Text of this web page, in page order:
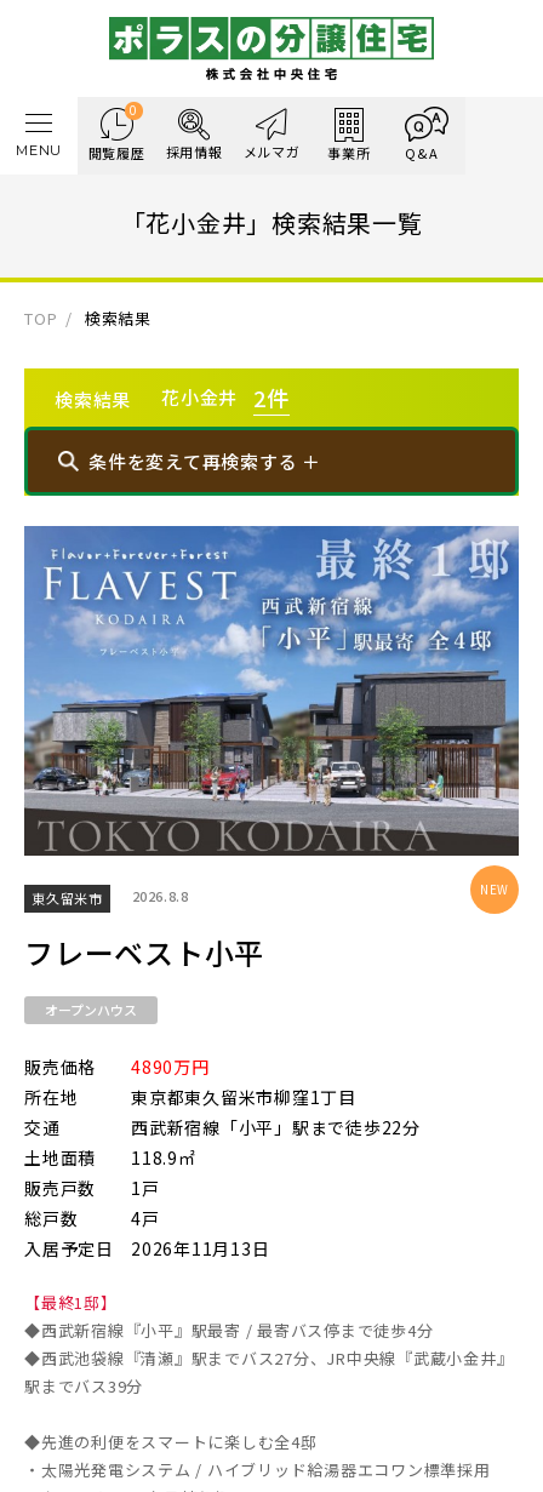
0
閲覧履歴 採用情報 メルマガ 事業所 Q&A
MENU
「花小金井」検索結果一覧
TOP 検索結果
検索結果 花小金井 2件
条件を変えて再検索する ＋
エリアから探す
埼玉・中央エリア(50)
さいたま市(19)
さいたま市西区(4)
さいたま市北区(2)
さいたま市大宮区(0)
さいたま市見沼区(5)
さいたま市浦和区(0)
さいたま市緑区(1)
川越市(3)
上尾市(2)
蕨市(0)
朝霞市(1)
志木市(0)
和光市(1)
新座市(2)
富士見市(0)
埼玉・東部エリア(15)
三郷市(2)
幸手市(0) 吉川市(0)
東久留米市 2026.8.8
フレーベスト小平
オープンハウス
販売価格
4890万円
所在地
東京都東久留米市柳窪1丁目
交通
西武新宿線「小平」駅まで徒歩22分
土地面積
118.9㎡
販売戸数
1戸
総戸数
4戸
入居予定日
2026年11月13日
【最終1邸】
◆西武新宿線『小平』駅最寄 / 最寄バス停まで徒歩4分
◆西武池袋線『清瀬』駅までバス27分、JR中央線『武蔵小金井』
駅までバス39分
◆先進の利便をスマートに楽しむ全4邸
・太陽光発電システム / ハイブリッド給湯器エコワン標準採用